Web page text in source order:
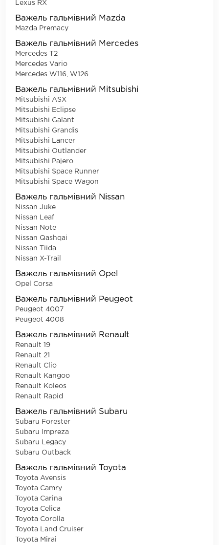
Lexus RX
Важель гальмівний Mazda
Mazda Premacy
Важель гальмівний Mercedes
Mercedes T2
Mercedes Vario
Mercedes W116, W126
Важель гальмівний Mitsubishi
Mitsubishi ASX
Mitsubishi Eclipse
Mitsubishi Galant
Mitsubishi Grandis
Mitsubishi Lancer
Mitsubishi Outlander
Mitsubishi Pajero
Mitsubishi Space Runner
Mitsubishi Space Wagon
Важель гальмівний Nissan
Nissan Juke
Nissan Leaf
Nissan Note
Nissan Qashqai
Nissan Tiida
Nissan X-Trail
Важель гальмівний Opel
Opel Corsa
Важель гальмівний Peugeot
Peugeot 4007
Peugeot 4008
Важель гальмівний Renault
Renault 19
Renault 21
Renault Clio
Renault Kangoo
Renault Koleos
Renault Rapid
Важель гальмівний Subaru
Subaru Forester
Subaru Impreza
Subaru Legacy
Subaru Outback
Важель гальмівний Toyota
Toyota Avensis
Toyota Camry
Toyota Carina
Toyota Celica
Toyota Corolla
Toyota Land Cruiser
Toyota Mirai